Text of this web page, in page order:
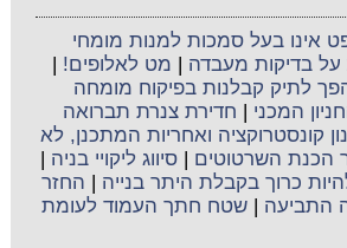
אינו בעל סמכות למנות מומחי
על בדיקות מעבדה
מט לאלופים!
לתיק קבלנות בפיקוח מומחה
המכני
חדירת צנרת תברואה
קונסטרוקציה ואחריות המתכנן, לא
הכנת השרטוטים |סיווג ליקויי בניה
כרוך בקבלת היתר בנייה
החזר
התביעה |שטח חתך העמוד לעומת